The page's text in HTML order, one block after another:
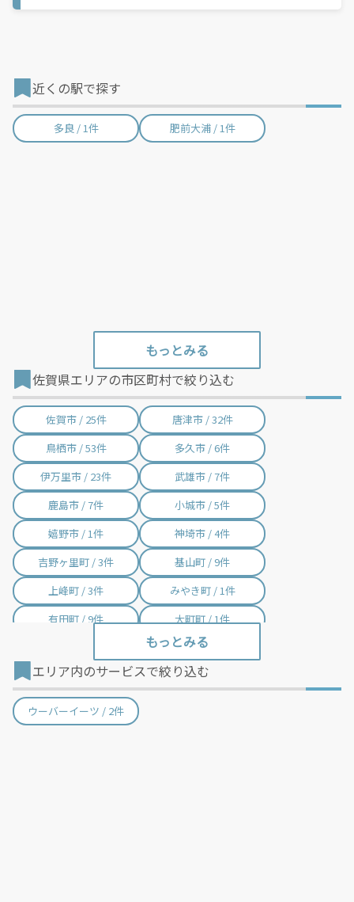
自分次第！ 【原付（125cc以下）で配達希望の場合は…】 原付
（レンタル車も可）and普通自動車免許をお持ちの人 【軽貨物ま
たはバイク（125cc超）もOKですが、その場合は...】 事業用ナン
バー（軽自動車の場合は黒ナンバー、バイクの場合は緑ナンバ
ー）が必要になります。 ※稼働できるのは、あなたの街で Uber
近くの駅で探す
多良 / 1件 肥前大浦 / 1件
佐賀県エリアの市区町村で絞り込む
佐賀市 / 25件
唐津市 / 32件
鳥栖市 / 53件
多久市 / 6件
伊万里市 / 23件
武雄市 / 7件
鹿島市 / 7件
小城市 / 5件
嬉野市 / 1件
神埼市 / 4件
吉野ヶ里町 / 3件
基山町 / 9件
上峰町 / 3件
みやき町 / 1件
有田町 / 9件
大町町 / 1件
白石町 / 2件
太良町 / 2件
エリア内のサービスで絞り込む
ウーバーイーツ / 2件